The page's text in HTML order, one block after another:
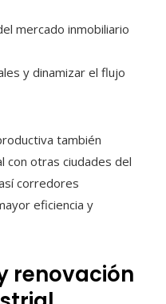
mercado inmobiliario
y dinamizar el flujo
también
con otras ciudades del
corredores
eficiencia y
renovación